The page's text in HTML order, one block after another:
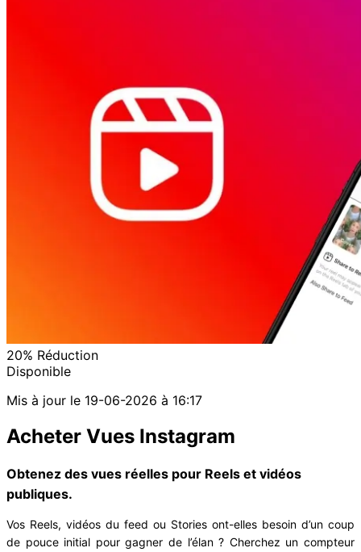
20% Réduction
Disponible
Mis à jour le 19-06-2026 à 16:17
Acheter Vues Instagram
Obtenez des vues réelles pour Reels et vidéos
publiques.
Vos Reels, vidéos du feed ou Stories ont-elles besoin d’un coup
de pouce initial pour gagner de l’élan ? Cherchez un compteur